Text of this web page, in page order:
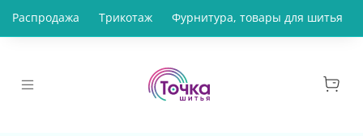
Распродажа Трикотаж Фурнитура, товары для шитья